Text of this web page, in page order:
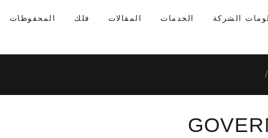
الشركة الخدمات المقالات فلك المحفوظات